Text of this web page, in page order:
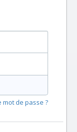
de passe ?